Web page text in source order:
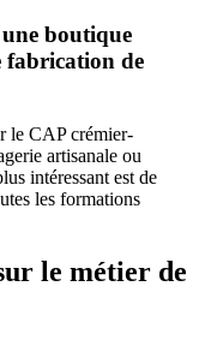
boutique
fabrication de
le CAP crémier-
artisanale ou
intéressant est de
les formations
le métier de